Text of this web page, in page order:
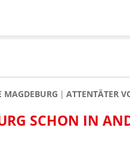
MAGDEBURG ATTENTÄTER
SCHON IN